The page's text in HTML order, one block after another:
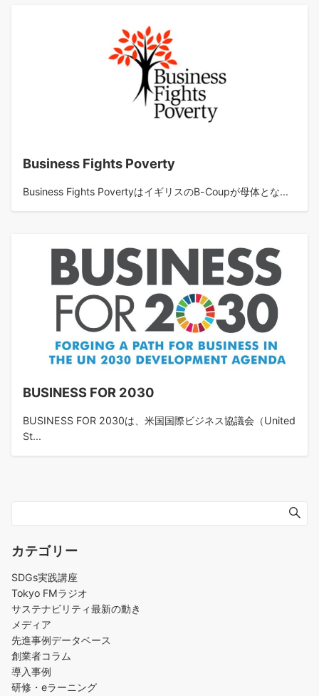
Business Fights Poverty
Business Fights PovertyはイギリスのB-Coupが母体とな...
BUSINESS FOR 2030
BUSINESS FOR 2030は、米国国際ビジネス協議会（United
St...
カテゴリー
SDGs実践講座
Tokyo FMラジオ
サステナビリティ最新の動き
メディア
先進事例データベース
創業者コラム
導入事例
研修・eラーニング